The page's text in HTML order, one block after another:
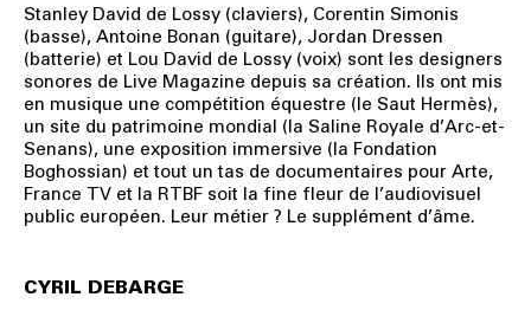
Stanley David de Lossy (claviers), Corentin Simonis
(basse), Antoine Bonan (guitare), Jordan Dressen
(batterie) et Lou David de Lossy (voix) sont les designers
sonores de Live Magazine depuis sa création. Ils ont mis
en musique une compétition équestre (le Saut Hermès),
un site du patrimoine mondial (la Saline Royale d’Arc-et-
Senans), une exposition immersive (la Fondation
Boghossian) et tout un tas de documentaires pour Arte,
France TV et la RTBF soit la fine fleur de l’audiovisuel
public européen. Leur métier ? Le supplément d’âme.
CYRIL DEBARGE